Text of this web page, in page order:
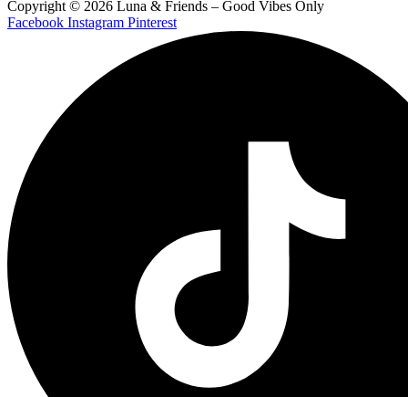
Copyright © 2026 Luna & Friends – Good Vibes Only
Facebook Instagram Pinterest